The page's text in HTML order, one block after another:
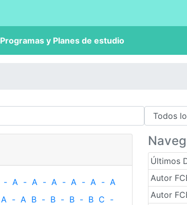
Programas y Planes de estudio
Últimos
Autor
Autor
- A - A - A - A - A - A
A - A B - B - B - B C -